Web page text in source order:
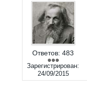
Ответов: 483
Зарегистрирован:
24/09/2015